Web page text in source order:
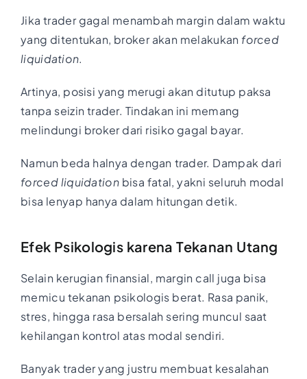
Jika trader gagal menambah margin dalam waktu
yang ditentukan, broker akan melakukan forced
liquidation.
Artinya, posisi yang merugi akan ditutup paksa
tanpa seizin trader. Tindakan ini memang
melindungi broker dari risiko gagal bayar.
Namun beda halnya dengan trader. Dampak dari
forced liquidationbisa fatal, yakni seluruh modal
bisa lenyap hanya dalam hitungan detik.
Efek Psikologis karena Tekanan Utang
Selain kerugian finansial, margin call juga bisa
memicu tekanan psikologis berat. Rasa panik,
stres, hingga rasa bersalah sering muncul saat
kehilangan kontrol atas modal sendiri.
Banyak trader yang justru membuat kesalahan